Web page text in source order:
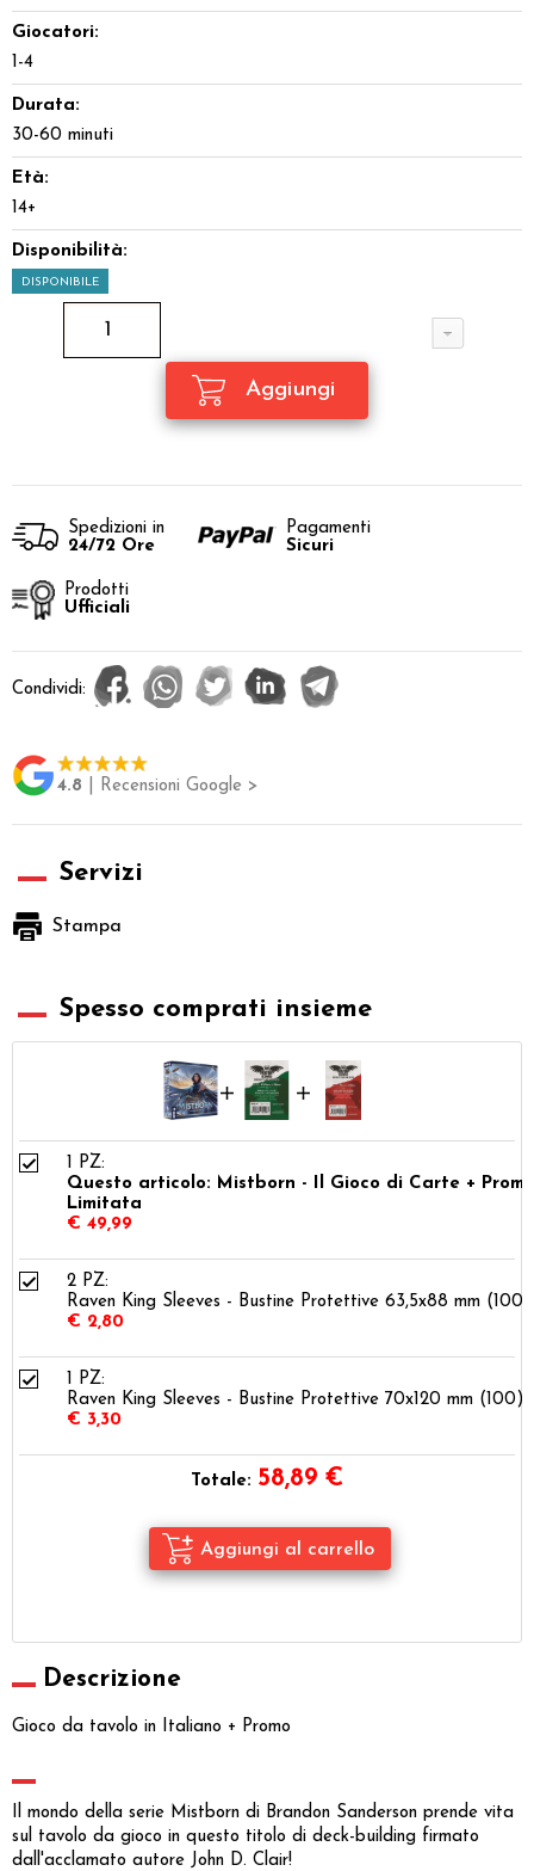
Giocatori:
1-4
Durata:
30-60 minuti
Età:
14+
Disponibilità:
DISPONIBILE
Spedizioni in
24/72 Ore
Pagamenti
Sicuri
Prodotti
Ufficiali
Condividi:
4.8 | Recensioni Google >
Servizi
Stampa
Spesso comprati insieme
1 PZ:
Questo articolo: Mistborn - Il Gioco di Carte + Promo
Limitata
€ 49,99
2 PZ:
Raven King Sleeves - Bustine Protettive 63,5x88 mm (100)
€ 2,80
1 PZ:
Raven King Sleeves - Bustine Protettive 70x120 mm (100)
€ 3,30
Totale: 58,89 €
Descrizione
Gioco da tavolo in Italiano + Promo
Il mondo della serie Mistborn di Brandon Sanderson prende vita
sul tavolo da gioco in questo titolo di deck-building firmato
dall'acclamato autore John D. Clair!